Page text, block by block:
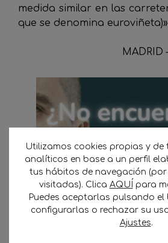
medida similar en las
que se denomina
MADRID
Utilizamos cookies propias y de
analíticos en base a un perfil
tus hábitos de navegación (por
visitadas). Clica AQUÍ para
Puedes aceptarlas pulsando el
configurarlas o rechazar su
Ajustes.